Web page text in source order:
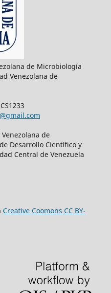
de Microbiología
Venezolana de
de
Desarrollo Científico y
Central de Venezuela
Creative Coomons CC BY-